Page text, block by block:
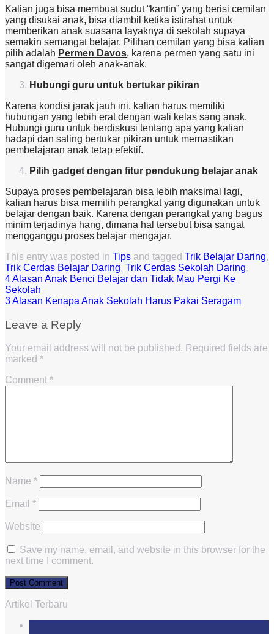
Kalian juga bisa membuat sudut “kantin” yang berisi cemilan
yang disukai anak, bisa diambil ketika istirahat untuk
memberikan anak suasana layaknya di sekolah supaya
semakin semangat belajar. Pilihan cemilan yang bisa kalian
pilih adalah Permen Davos, karena permen yang satu ini
sangat digemari oleh anak-anak.
Hubungi guru untuk bertukar pikiran
Karena kondisi jarak jauh ini, kalian harus memiliki
hubungan yang lebih erat dengan wali kelas sang anak.
Hubungi guru untuk berdiskusi tentang apa yang kalian
hadapi dan saling bertukar pikiran untuk memastikan
pembelajaran anak tetap efektif.
Pilih gadget dengan fitur pendukung belajar anak
Supaya proses pembelajaran bisa lebih maksimal lagi,
kalian harus bisa memilih perangkat yang digunakan untuk
belajar dengan baik. Karena dengan perangkat yang bagus
minim terjadinya hang, dimana hal tersebut bisa sangat
mengganggu proses belajar mengajar.
This entry was posted in Tips and tagged Trik Belajar Daring,
Trik Cerdas Belajar Daring, Trik Cerdas Sekolah Daring.
4 Alasan Anak Benci Belajar dan Tidak Mau Pergi Ke
Sekolah
3 Alasan Kenapa Anak Sekolah Harus Pakai Seragam
Leave a Reply
Your email address will not be published. Required fields are
marked *
Comment *
Name *
Email *
Website
Save my name, email, and website in this browser for the
next time I comment.
Artikel Terbaru